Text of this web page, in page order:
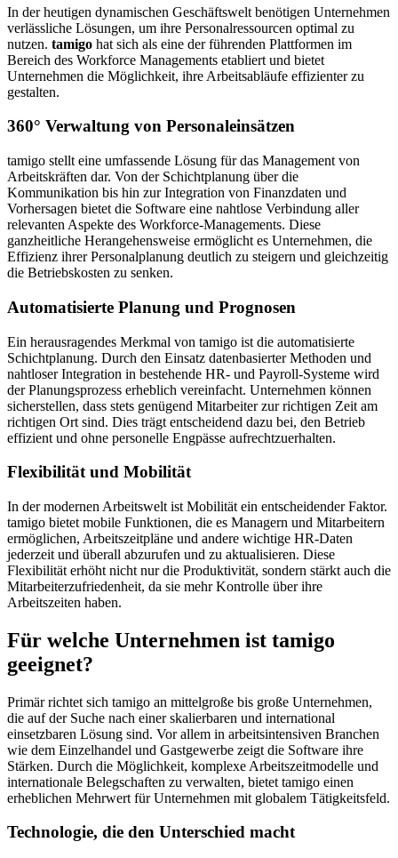
In der heutigen dynamischen Geschäftswelt benötigen Unternehmen
verlässliche Lösungen, um ihre Personalressourcen optimal zu
nutzen. tamigo hat sich als eine der führenden Plattformen im
Bereich des Workforce Managements etabliert und bietet
Unternehmen die Möglichkeit, ihre Arbeitsabläufe effizienter zu
gestalten.
360° Verwaltung von Personaleinsätzen
tamigo stellt eine umfassende Lösung für das Management von
Arbeitskräften dar. Von der Schichtplanung über die
Kommunikation bis hin zur Integration von Finanzdaten und
Vorhersagen bietet die Software eine nahtlose Verbindung aller
relevanten Aspekte des Workforce-Managements. Diese
ganzheitliche Herangehensweise ermöglicht es Unternehmen, die
Effizienz ihrer Personalplanung deutlich zu steigern und gleichzeitig
die Betriebskosten zu senken.
Automatisierte Planung und Prognosen
Ein herausragendes Merkmal von tamigo ist die automatisierte
Schichtplanung. Durch den Einsatz datenbasierter Methoden und
nahtloser Integration in bestehende HR- und Payroll-Systeme wird
der Planungsprozess erheblich vereinfacht. Unternehmen können
sicherstellen, dass stets genügend Mitarbeiter zur richtigen Zeit am
richtigen Ort sind. Dies trägt entscheidend dazu bei, den Betrieb
effizient und ohne personelle Engpässe aufrechtzuerhalten.
Flexibilität und Mobilität
In der modernen Arbeitswelt ist Mobilität ein entscheidender Faktor.
tamigo bietet mobile Funktionen, die es Managern und Mitarbeitern
ermöglichen, Arbeitszeitpläne und andere wichtige HR-Daten
jederzeit und überall abzurufen und zu aktualisieren. Diese
Flexibilität erhöht nicht nur die Produktivität, sondern stärkt auch die
Mitarbeiterzufriedenheit, da sie mehr Kontrolle über ihre
Arbeitszeiten haben.
Für welche Unternehmen ist tamigo
geeignet?
Primär richtet sich tamigo an mittelgroße bis große Unternehmen,
die auf der Suche nach einer skalierbaren und international
einsetzbaren Lösung sind. Vor allem in arbeitsintensiven Branchen
wie dem Einzelhandel und Gastgewerbe zeigt die Software ihre
Stärken. Durch die Möglichkeit, komplexe Arbeitszeitmodelle und
internationale Belegschaften zu verwalten, bietet tamigo einen
erheblichen Mehrwert für Unternehmen mit globalem Tätigkeitsfeld.
Technologie, die den Unterschied macht